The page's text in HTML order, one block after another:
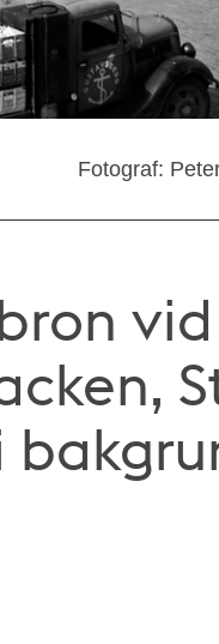
Fotograf: